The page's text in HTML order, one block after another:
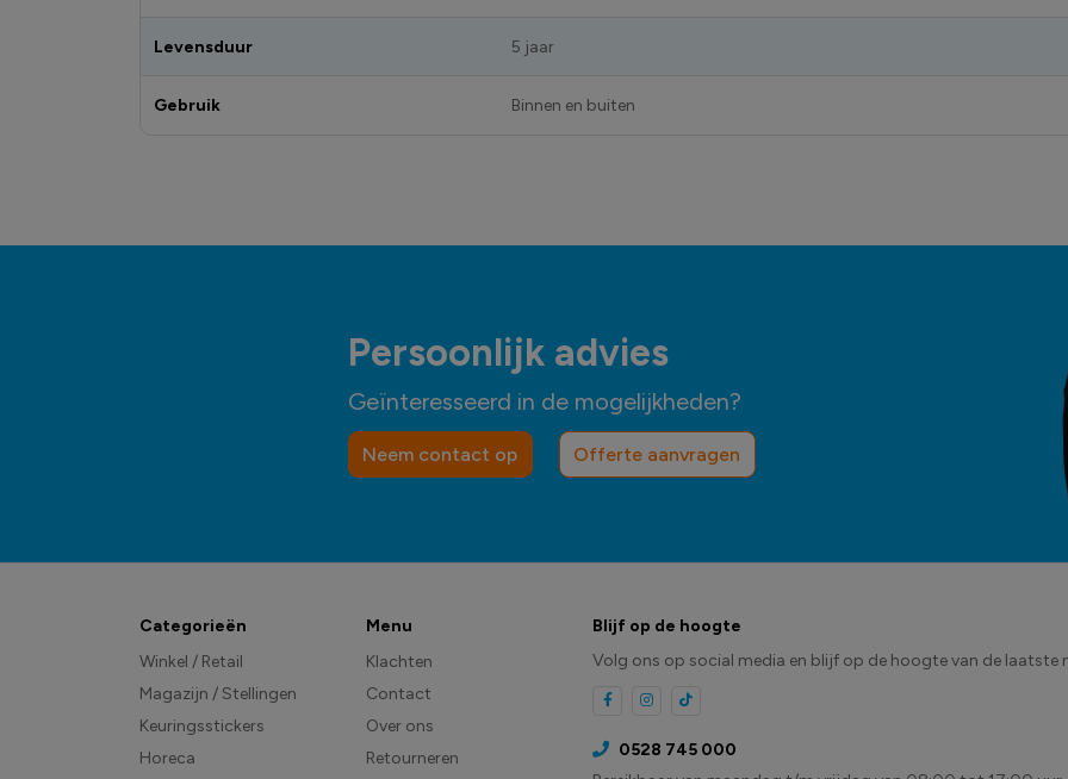
Levensduur 5 jaar
Gebruik Binnen en buiten
Persoonlijk advies
Geïnteresseerd in de mogelijkheden?
Neem contact op Offerte aanvragen
Categorieën
Winkel / Retail
Magazijn / Stellingen
Keuringsstickers
Horeca
Menu
Klachten
Contact
Over ons
Retourneren
Blijf op de hoogte
Volg ons op social media en blijf op de hoogte van de laatste
0528 745 000